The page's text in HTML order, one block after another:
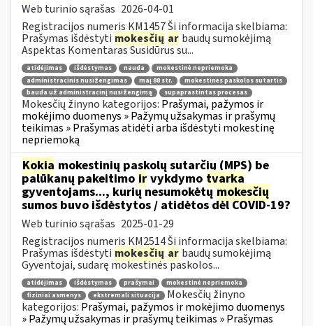
Web turinio sąrašas 2026-04-01
Registracijos numeris KM1457 Ši informacija skelbiama:
Prašymas išdėstyti mokesčių ar baudų sumokėjimą
Aspektas Komentaras Susidūrus su...
atidėjimas išdėstymas nauda
mokestinė nepriemoka
administracinis nusižengimas
maį 88 str.
mokestinės paskolos sutartis
bauda už administracinį nusižengimą
supaprastintas procesas
Mokesčių žinyno kategorijos: Prašymai, pažymos ir
mokėjimo duomenys » Pažymų užsakymas ir prašymų
teikimas » Prašymas atidėti arba išdėstyti mokestinę
nepriemoką
Kokia mokestinių paskolų sutarčių (MPS) be
palūkanų pakeitimo ir vykdymo tvarka
gyventojams..., kurių nesumokėtųmokesčių
sumos buvo išdėstytos / atidėtos dėl COVID-19?
Web turinio sąrašas 2025-01-29
Registracijos numeris KM2514 Ši informacija skelbiama:
Prašymas išdėstyti mokesčių ar baudų sumokėjimą
Gyventojai, sudarę mokestinės paskolos...
atidėjimas išdėstymas prašymai
mokestinė nepriemoka
fiziniai asmenys
ekstremali situacija
Mokesčių žinyno
kategorijos: Prašymai, pažymos ir mokėjimo duomenys
» Pažymų užsakymas ir prašymų teikimas » Prašymas